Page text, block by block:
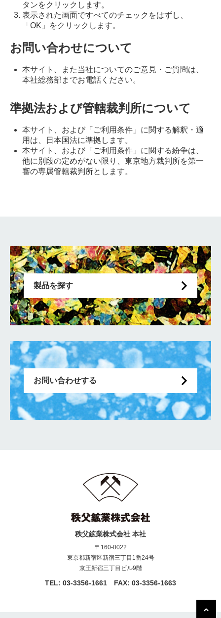
タンをクリックします。
表示された画面ですべてのチェックをはずし、
「OK」をクリックします。
お問い合わせについて
本サイト、また当社についてのご意見・ご質問は、
本社総務部までお電話ください。
準拠法および管轄裁判所について
本サイト、および「ご利用条件」に関する解釈・適
用は、日本国法に準拠します。
本サイト、および「ご利用条件」に関する紛争は、
他に別段の定めがない限り、東京地方裁判所を第一
審の専属管轄裁判所とします。
製品を探す
お問い合わせする
秩父鉱業株式会社 本社
〒160-0022
東京都新宿区新宿三丁目1番24号
京王新宿三丁目ビル9階
TEL: 03-3356-1661 FAX: 03-3356-1663